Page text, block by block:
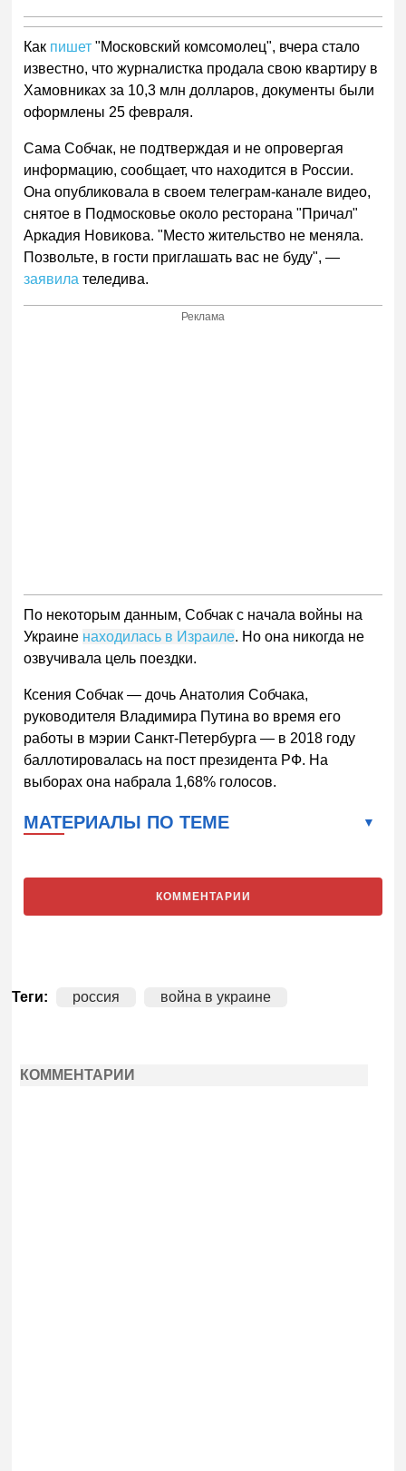
Как пишет "Московский комсомолец", вчера стало
известно, что журналистка продала свою квартиру в
Хамовниках за 10,3 млн долларов, документы были
оформлены 25 февраля.
Сама Собчак, не подтверждая и не опровергая
информацию, сообщает, что находится в России.
Она опубликовала в своем телеграм-канале видео,
снятое в Подмосковье около ресторана "Причал"
Аркадия Новикова. "Место жительство не меняла.
Позвольте, в гости приглашать вас не буду", —
заявила теледива.
Реклама
По некоторым данным, Собчак с начала войны на
Украине находилась в Израиле. Но она никогда не
озвучивала цель поездки.
Ксения Собчак — дочь Анатолия Собчака,
руководителя Владимира Путина во время его
работы в мэрии Санкт-Петербурга — в 2018 году
баллотировалась на пост президента РФ. На
выборах она набрала 1,68% голосов.
МАТЕРИАЛЫ ПО ТЕМЕ
КОММЕНТАРИИ
Теги: россия война в украине
КОММЕНТАРИИ